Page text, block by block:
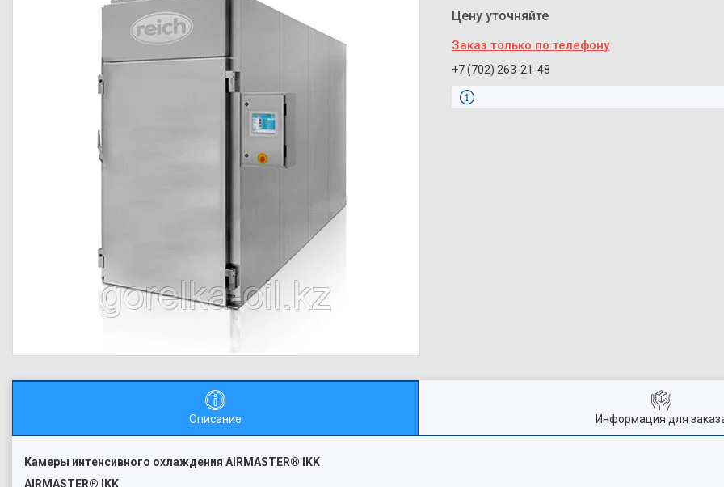
Цену уточняйте
Заказ только по телефону
+7 (702) 263-21-48
Описание Информация для
Камеры интенсивного охлаждения AIRMASTER® IKK
AIRMASTER® IKK